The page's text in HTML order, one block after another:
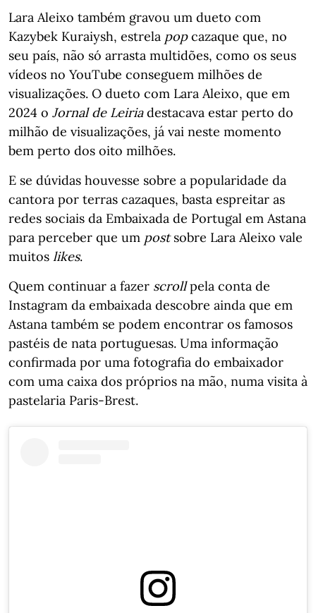
Lara Aleixo também gravou um dueto com
Kazybek Kuraiysh, estrela popcazaque que, no
seu país, não só arrasta multidões, como os seus
vídeos no YouTube conseguem milhões de
visualizações. O dueto com Lara Aleixo, que em
2024 o Jornal de Leiriadestacava estar perto do
milhão de visualizações, já vai neste momento
bem perto dos oito milhões.
E se dúvidas houvesse sobre a popularidade da
cantora por terras cazaques, basta espreitar as
redes sociais da Embaixada de Portugal em Astana
para perceber que um postsobre Lara Aleixo vale
muitos likes.
Quem continuar a fazer scrollpela conta de
Instagram da embaixada descobre ainda que em
Astana também se podem encontrar os famosos
pastéis de nata portuguesas. Uma informação
confirmada por uma fotografia do embaixador
com uma caixa dos próprios na mão, numa visita à
pastelaria Paris-Brest.